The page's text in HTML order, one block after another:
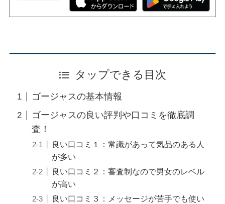
タップできる目次
ゴージャスの基本情報
ゴージャスの良い評判や口コミを徹底調
査！
良い口コミ１：常識があって気品のある人
が多い
良い口コミ２：審査制なので男女のレベル
が高い
良い口コミ３：メッセージが苦手でも使い